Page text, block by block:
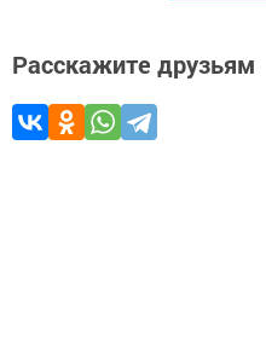
Расскажите друзьям